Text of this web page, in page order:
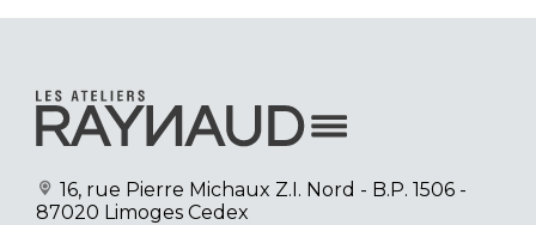
16, rue Pierre Michaux Z.I. Nord - B.P. 1506 -
87020 Limoges Cedex